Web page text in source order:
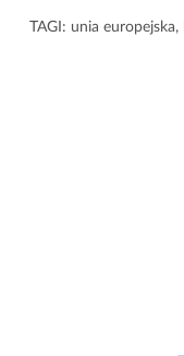
TAGI: unia europejska,